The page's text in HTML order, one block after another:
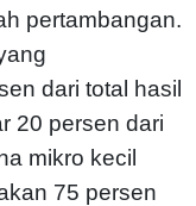
pertambangan.
dari total hasil
20 persen dari
mikro kecil
75 persen